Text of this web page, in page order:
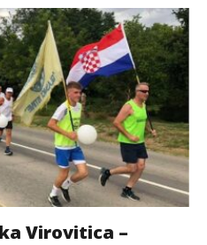
Virovitica –